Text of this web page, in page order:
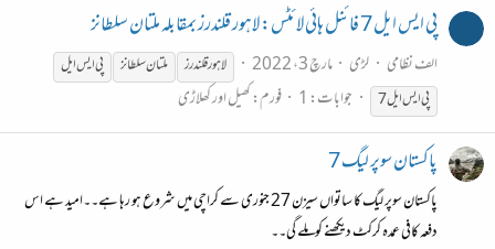
پی ایس ایل 7 فائنل ہائی لائٹس: لاہور قلندرز بمقابلہ ملتان سلطانز
الف نظامی لڑی مارچ 3، 2022 لاہور قلندرز ملتان سلطانز پیایسایل
پیایسایل جوابات: 1 فورم:کھیل اور کھلاڑی
پاکستان سوپر لیگ 7
پاکستان سوپر لیگ کا ساتواں سیزن 27 جنوری سے کراچی میں شروع ہو رہا ہے۔۔امید ہے اس
دفعہ کافی عمدہ کرکٹ دیکھنے کوملے گی۔۔